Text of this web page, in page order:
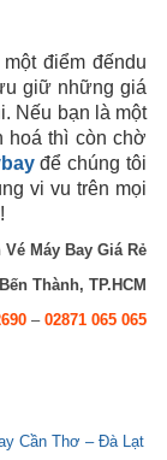
điểm đếndu
giữ những giá
Nếu bạn là một
hoá thì còn chờ
để chúng tôi
vi vu trên mọi
Vé Máy Bay Giá Rẻ
Thành, TP.HCM
– 02871 065 065
Cần Thơ – Đà Lạt